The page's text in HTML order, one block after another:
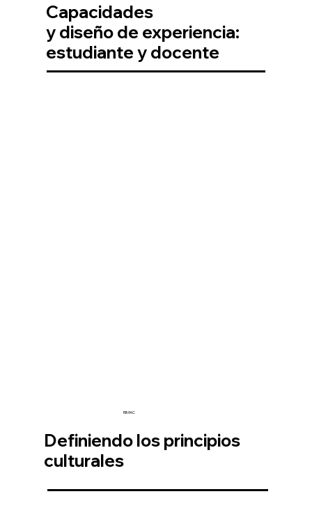
Capacidades
y diseño de experiencia:
estudiante y docente
RIMAC
Definiendo los principios
culturales